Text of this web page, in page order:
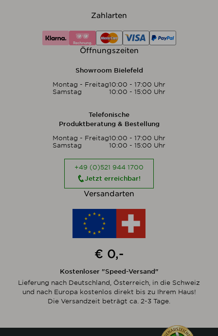
Zahlarten
Öffnungszeiten
Showroom Bielefeld
Montag - Freitag10:00 - 17:00 Uhr
Samstag
10:00 - 15:00 Uhr
Telefonische
Produktberatung & Bestellung
Montag - Freitag10:00 - 17:00 Uhr
Samstag
10:00 - 15:00 Uhr
+49 (0)521 944 1700
Jetzt erreichbar!
Versandarten
€ 0,-
Kostenloser "Speed-Versand"
Lieferung nach Deutschland, Österreich, in die Schweiz
und nach Europa kostenlos direkt bis zu Ihrem Haus!
Die Versandzeit beträgt ca. 2-3 Tage.